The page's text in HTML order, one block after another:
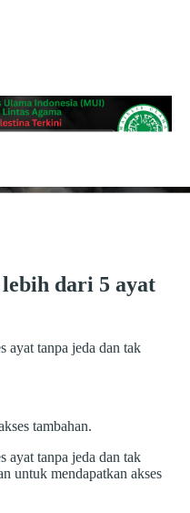
lebih dari 5 ayat
ayat tanpa jeda dan tak
tambahan.
ayat tanpa jeda dan tak
untuk mendapatkan akses